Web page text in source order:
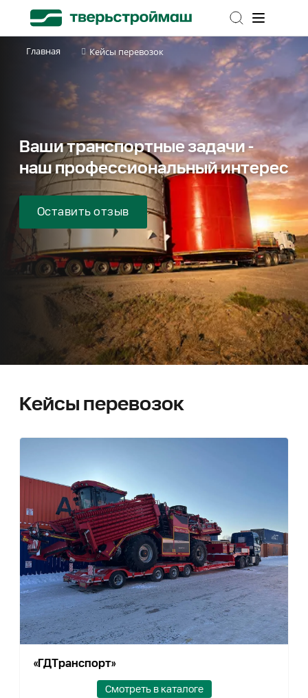
Главная Кейсы перевозок
Ваши транспортные задачи -
наш профессиональный интерес
Оставить отзыв
Кейсы перевозок
«ГДТранспорт»
Смотреть в каталоге